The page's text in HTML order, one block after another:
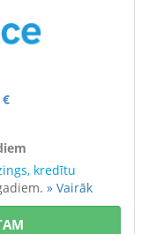
€
kredītu
» Vairāk